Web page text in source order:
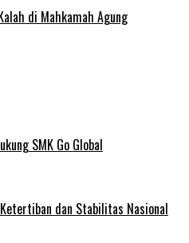
di Mahkamah Agung
SMK Go Global
dan Stabilitas Nasional